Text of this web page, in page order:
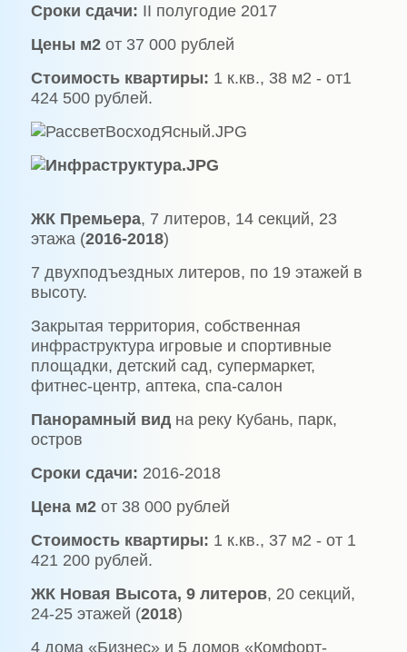
Сроки сдачи: II полугодие 2017
Цены м2 от 37 000 рублей
Стоимость квартиры: 1 к.кв., 38 м2 - от1
424 500 рублей.
ЖК Премьера, 7 литеров, 14 секций, 23
этажа (2016-2018)
7 двухподъездных литеров, по 19 этажей в
высоту.
Закрытая территория, собственная
инфраструктура игровые и спортивные
площадки, детский сад, супермаркет,
фитнес-центр, аптека, спа-салон
Панорамный вид на реку Кубань, парк,
остров
Сроки сдачи: 2016-2018
Цена м2 от 38 000 рублей
Стоимость квартиры: 1 к.кв., 37 м2 - от 1
421 200 рублей.
ЖК Новая Высота, 9 литеров, 20 секций,
24-25 этажей (2018)
4 дома «Бизнес» и 5 домов «Комфорт-